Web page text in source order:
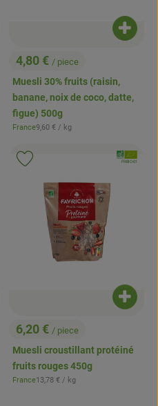
le produit au panier
, Prix:
4,80 € / piece
Muesli 30% fruits (raisin,
banane, noix de coco, datte,
figue) 500g
, Origine:
France, Prix de référence:
9,60 € / kg
le produit au panier
Origine:
, Prix:
6,20 € / piece
Muesli croustillant protéiné
fruits rouges 450g
, Origine:
France, Prix de référence:
13,78 € / kg
, , Autorité de contrôle:
FR-BIO-01
Ajouter le produit aux favoris